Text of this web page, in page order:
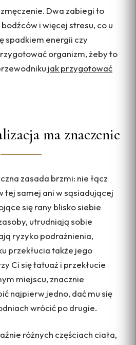
Dwa zabiegi to
i więcej stresu, co u
spadkiem energii czy
organizm, żeby to
jak przygotować
ma znaczenie
zasada brzmi: nie łącz
tej samej ani w sąsiadującej
się rany blisko siebie
utrudniają sobie
ryzyko podrażnienia,
przekłucia także jego
Ci się tatuaż i przekłucie
miejscu, znacznie
najpierw jedno, dać mu się
wrócić po drugie.
różnych częściach ciała,